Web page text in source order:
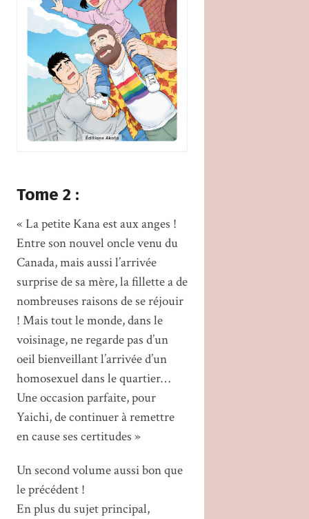
Tome 2 :
« La petite Kana est aux anges !
Entre son nouvel oncle venu du
Canada, mais aussi l’arrivée
surprise de sa mère, la fillette a de
nombreuses raisons de se réjouir
! Mais tout le monde, dans le
voisinage, ne regarde pas d’un
oeil bienveillant l’arrivée d’un
homosexuel dans le quartier…
Une occasion parfaite, pour
Yaichi, de continuer à remettre
en cause ses certitudes »
Un second volume aussi bon que
le précédent !
En plus du sujet principal,